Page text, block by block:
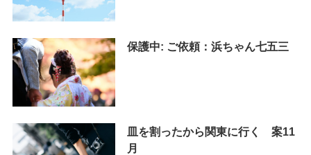
保護中: ご依頼：浜ちゃん七五三
皿を割ったから関東に行く 案11
月